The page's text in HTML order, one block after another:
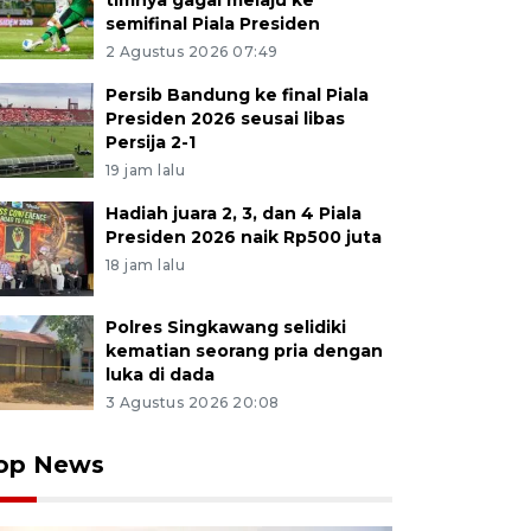
semifinal Piala Presiden
2 Agustus 2026 07:49
Persib Bandung ke final Piala
Presiden 2026 seusai libas
Persija 2-1
19 jam lalu
Hadiah juara 2, 3, dan 4 Piala
Presiden 2026 naik Rp500 juta
18 jam lalu
Polres Singkawang selidiki
kematian seorang pria dengan
luka di dada
3 Agustus 2026 20:08
News